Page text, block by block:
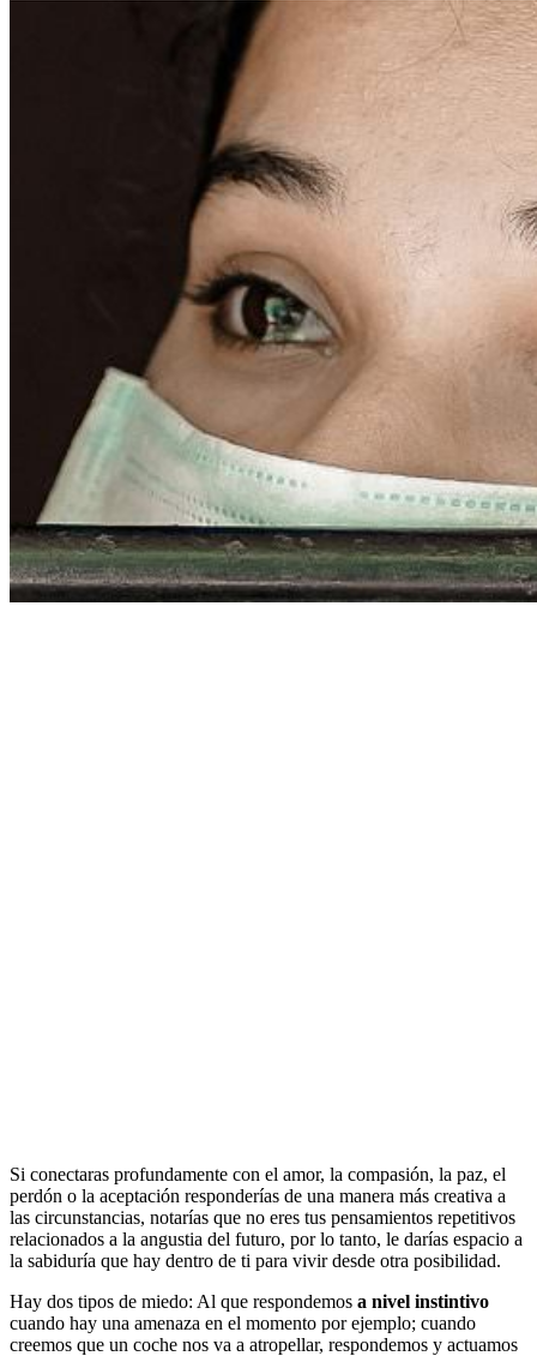
Si conectaras profundamente con el amor, la compasión, la paz, el
perdón o la aceptación responderías de una manera más creativa a
las circunstancias, notarías que no eres tus pensamientos repetitivos
relacionados a la angustia del futuro, por lo tanto, le darías espacio a
la sabiduría que hay dentro de ti para vivir desde otra posibilidad.
Hay dos tipos de miedo: Al que respondemos a nivel instintivo
cuando hay una amenaza en el momento por ejemplo; cuando
creemos que un coche nos va a atropellar, respondemos y actuamos